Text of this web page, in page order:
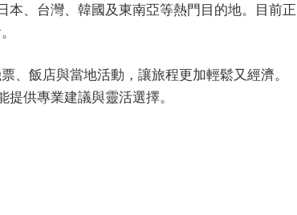
本、台灣、韓國及東南亞等熱門目的地。目前正
、飯店與當地活動，讓旅程更加輕鬆又經濟。
供專業建議與靈活選擇。